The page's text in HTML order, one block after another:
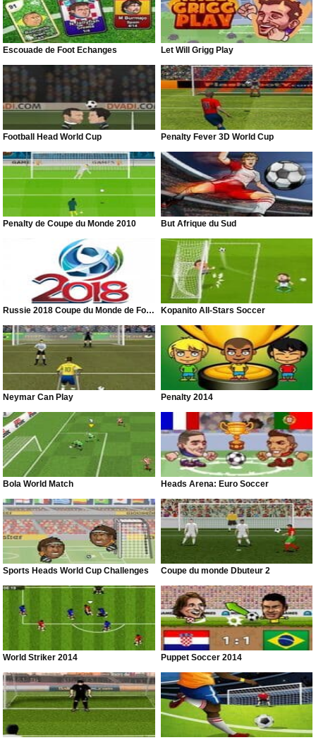
Escouade de Foot Échanges Let Will Grigg Play
Football Head World Cup Penalty Fever 3D World Cup
Penalty de Coupe du Monde 2010 But Afrique du Sud
Russie 2018 Coupe du Monde de Football Kopanito All-Stars Soccer
Neymar Can Play Penalty 2014
Bola World Match Heads Arena: Euro Soccer
Sports Heads World Cup Challenges Coupe du monde Dbuteur 2
World Striker 2014 Puppet Soccer 2014